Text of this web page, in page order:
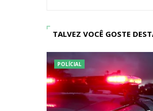
TALVEZ VOCÊ GOSTE
POLÍCIAL